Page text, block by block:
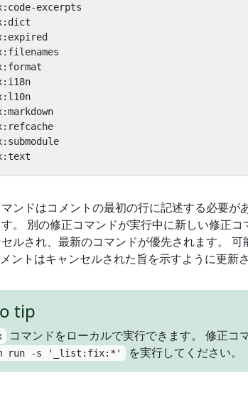
ンドはコメントの最初の行に記述する必要が
。 別の修正コマンドが実行中に新しい修正
ルされ、最新のコマンドが優先されます。
ントはキャンセルされた旨を示すように更新さ
tip
コマンドをローカルで実行できます。 修正コ
run -s '_list:fix:*' を実行してください。